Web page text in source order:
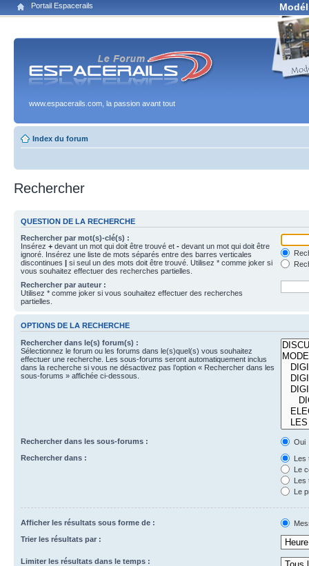
Portail Espacerails
www.espacerails.com, la passion avant tout
Index du forum
Rechercher
QUESTION DE LA RECHERCHE
Rechercher par mot(s)-clé(s) :
Insérez + devant un mot qui doit être trouvé et - devant un mot qui doit être
ignoré. Insérez une liste de mots séparés entre des barres verticales
discontinues | si seul un des mots doit être trouvé. Utilisez * comme joker si
vous souhaitez effectuer des recherches partielles.
Rechercher par auteur :
Utilisez * comme joker si vous souhaitez effectuer des recherches
partielles.
OPTIONS DE LA RECHERCHE
Rechercher dans le(s) forum(s) :
Sélectionnez le forum ou les forums dans le(s)quel(s) vous souhaitez
effectuer une recherche. Les sous-forums seront automatiquement inclus
dans la recherche si vous ne désactivez pas l’option « Rechercher dans les
sous-forums » affichée ci-dessous.
Rechercher dans les sous-forums :
Oui
Rechercher dans :
Les
Le
Les
Le
Afficher les résultats sous forme de :
Trier les résultats par :
Limiter les résultats dans le temps :